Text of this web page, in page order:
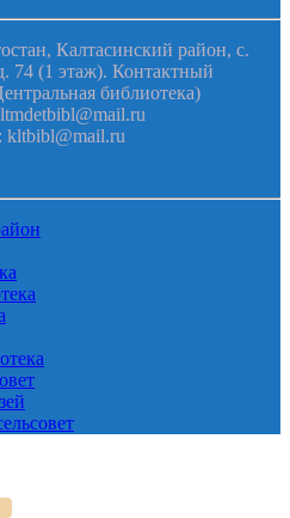
Калтасинский район, с.
74 (1 этаж). Контактный
библиотека)
kltbibl@mail.ru